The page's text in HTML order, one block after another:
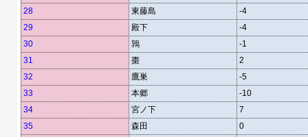
28
東藤島
-4
29
殿下
-4
30
鶉
-1
31
棗
2
32
鷹巣
-5
33
本郷
-10
34
宮ノ下
7
35
森田
0